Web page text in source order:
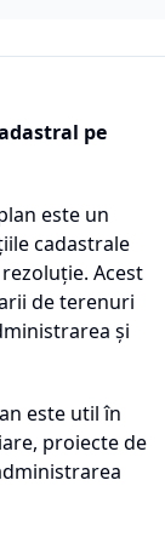
pe
este un
cadastrale
Acest
de terenuri
și
este util în
proiecte de